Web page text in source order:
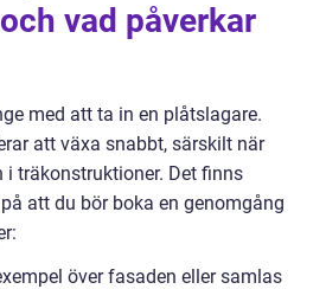
vad påverkar
med att ta in en plåtslagare.
att växa snabbt, särskilt när
träkonstruktioner. Det finns
att du bör boka en genomgång
över fasaden eller samlas